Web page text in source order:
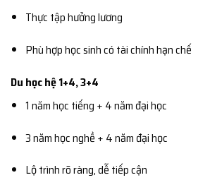
Thực tập hưởng lương
Phù hợp học sinh có tài chính hạn chế
Du học hệ 1+4, 3+4
1 năm học tiếng + 4 năm đại học
3 năm học nghề + 4 năm đại học
Lộ trình rõ ràng, dễ tiếp cận